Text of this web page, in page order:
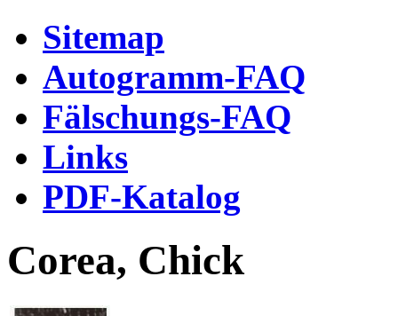
Sitemap
Autogramm-FAQ
Fälschungs-FAQ
Links
PDF-Katalog
Corea, Chick